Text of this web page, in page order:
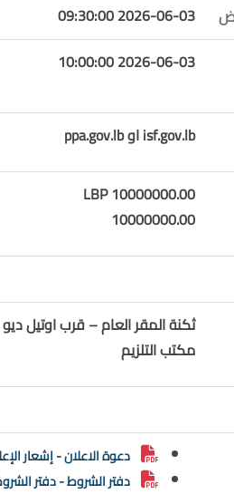
2026-06-03 09:30:00
2026-06-03 10:00:00
isf.gov.lb او ppa.gov.lb
10000000.00 LBP
10000000.00
ثكنة المقر العام – قرب اوتيل
مكتب التلزيم
دعوة الاعلان - إشعار
دفتر الشروط - دفتر